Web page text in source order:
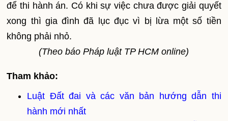
để thi hành án. Có khi sự việc chưa được giải quyết
xong thì gia đình đã lục đục vì bị lừa một số tiền
không phải nhỏ.
(Theo báo Pháp luật TP HCM online)
Tham khảo:
Luật Đất đai và các văn bản hướng dẫn thi
hành mới nhất